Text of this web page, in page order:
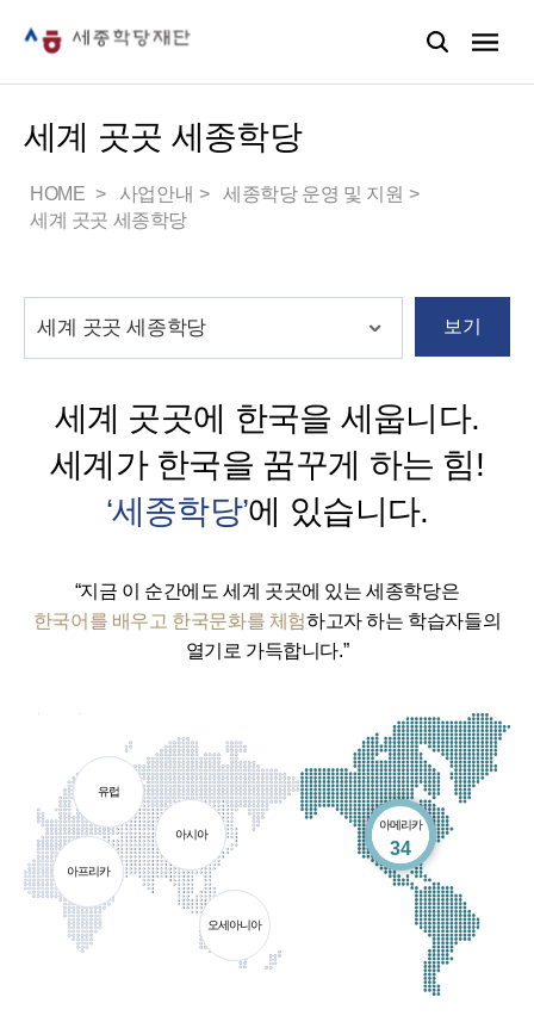
세계 곳곳 세종학당
HOME 사업안내
세종학당 운영 및 지원
세계 곳곳 세종학당
보기
세계 곳곳에 한국을 세웁니다.
세계가 한국을 꿈꾸게 하는 힘!
‘세종학당’에 있습니다.
“지금 이 순간에도 세계 곳곳에 있는 세종학당은
한국어를 배우고 한국문화를 체험하고자 하는 학습자들의
열기로 가득합니다.”
아메리카
34
개소
유럽
아프리카
아시아
오세아니아